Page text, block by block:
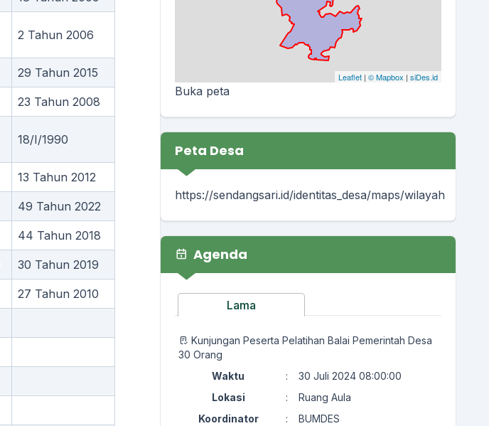
2 Tahun 2006
29 Tahun 2015
23 Tahun 2008
18/I/1990
13 Tahun 2012
49 Tahun 2022
44 Tahun 2018
30 Tahun 2019
27 Tahun 2010
Leaflet| © Mapbox | siDes.id
Buka peta
Peta Desa
https://sendangsari.id/identitas_desa/maps/wilayah
Agenda
Lama
Kunjungan Peserta Pelatihan Balai Pemerintah Desa
30 Orang
Waktu
:
30 Juli 2024 08:00:00
Lokasi
:
Ruang Aula
Koordinator
: BUMDES